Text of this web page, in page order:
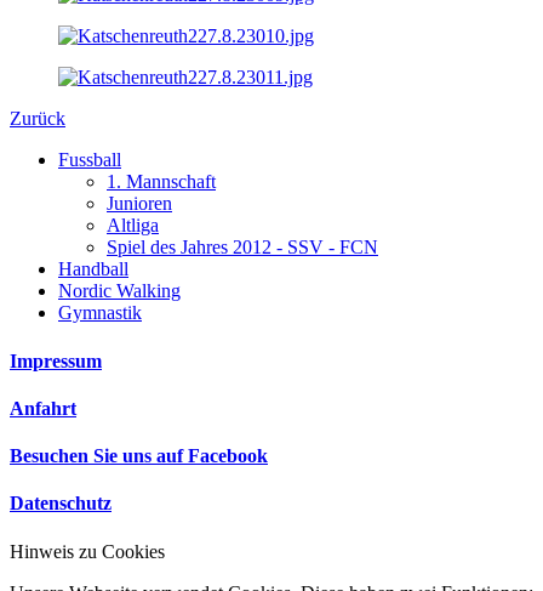
Zurück
Fussball
1. Mannschaft
Junioren
Altliga
Spiel des Jahres 2012 - SSV - FCN
Handball
Nordic Walking
Gymnastik
Impressum
Anfahrt
Besuchen Sie uns auf Facebook
Datenschutz
Hinweis zu Cookies